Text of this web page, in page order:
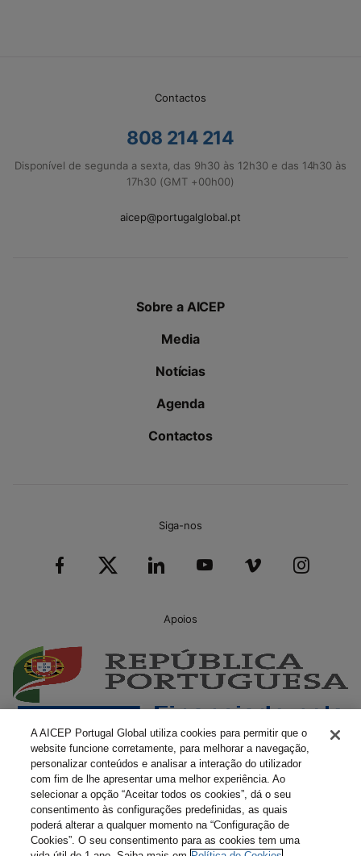
Contactos
808 214 214
Disponível de segunda a sexta, das 9h30 às 12h30 e das 14h30 às
17h30 (GMT +00h00)
aicep@portugalglobal.pt
Sobre a AICEP
Media
Notícias
Agenda
Contactos
Siga-nos
Apoios
A AICEP Portugal Global utiliza cookies para permitir que o
website funcione corretamente, para melhorar a navegação,
personalizar conteúdos e analisar a interação do utilizador
com fim de lhe apresentar uma melhor experiência. Ao
selecionar a opção “Aceitar todos os cookies”, dá o seu
consentimento às configurações predefinidas, as quais
poderá alterar a qualquer momento na “Configuração de
Cookies”. O seu consentimento para as cookies tem uma